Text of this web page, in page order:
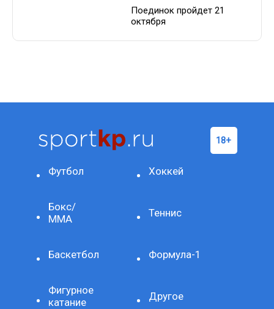
Поединок пройдет 21
октября
Футбол Хоккей
Бокс/
ММА
Теннис
Баскетбол Формула-1
Фигурное
катание
Другое